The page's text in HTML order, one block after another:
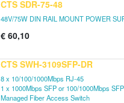
CTS SDR-75-48
48V/75W DIN RAIL MOUNT POWER
€ 60,10
CTS SWH-3109SFP-DR
8 x 10/100/1000Mbps RJ-45
1 x 1000Mbps SFP or 100/1000Mbps
Managed Fiber Access Switch